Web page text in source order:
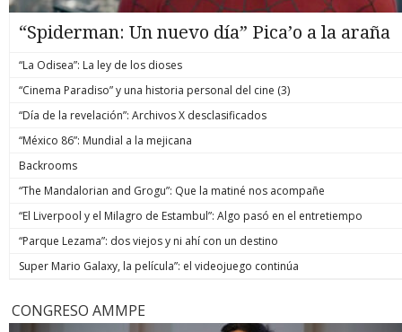
“Spiderman: Un nuevo día” Pica’o a la araña
“La Odisea”: La ley de los dioses
“Cinema Paradiso” y una historia personal del cine (3)
“Día de la revelación”: Archivos X desclasificados
“México 86”: Mundial a la mejicana
Backrooms
“The Mandalorian and Grogu”: Que la matiné nos acompañe
“El Liverpool y el Milagro de Estambul”: Algo pasó en el entretiempo
“Parque Lezama”: dos viejos y ni ahí con un destino
Super Mario Galaxy, la película”: el videojuego continúa
CONGRESO AMMPE